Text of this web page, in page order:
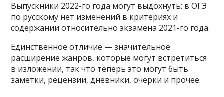
Выпускники 2022-го года могут выдохнуть: в ОГЭ
по русскому нет изменений в критериях и
содержании относительно экзамена 2021-го года.
Единственное отличие — значительное
расширение жанров, которые могут встретиться
в изложении, так что теперь это могут быть
заметки, рецензии, дневники, очерки и прочее.